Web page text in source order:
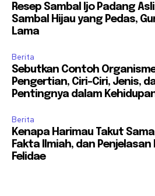
Resep Sambal Ijo Padang
Sambal Hijau yang Pedas,
Lama
Berita
Sebutkan Contoh
Pengertian, Ciri-Ciri, Jenis,
Pentingnya dalam
Berita
Kenapa Harimau Takut
Fakta Ilmiah, dan Penjelasan
Felidae